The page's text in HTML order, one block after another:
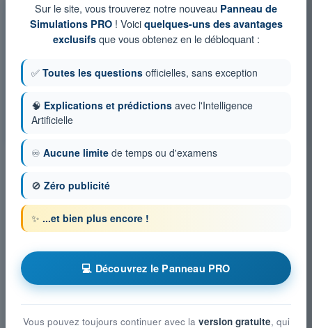
Tests d'entraînement et examens blancs
chronométrés PPL(A) - Licence pilote privé avion
l’aéronef
Examen en PDF PPL(A) FR - Connaissances générales de
l’aéronef
Sur le site, vous trouverez notre nouveau Panneau de
Simulations PRO! Voici quelques-uns des avantages
exclusifsque vous obtenez en le débloquant :
✅ Toutes les questions officielles, sans exception
🧠 Explications et prédictions avec l'Intelligence
Artificielle
♾️ Aucune limite de temps ou d'examens
🚫 Zéro publicité
✨ ...et bien plus encore !
💻 Découvrez le Panneau PRO
Vous pouvez toujours continuer avec la version gratuite, qui